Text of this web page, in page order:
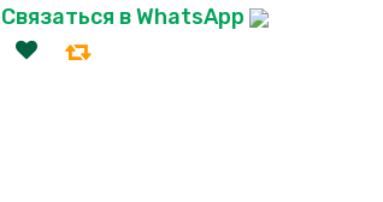
Связаться в WhatsApp